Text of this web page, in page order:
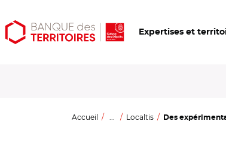
Aller
au
Aller
au
Ouvrir
les
Expertises et
Accueil ... Localtis Des